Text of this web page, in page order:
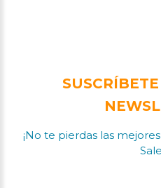
¡No te pierdas las